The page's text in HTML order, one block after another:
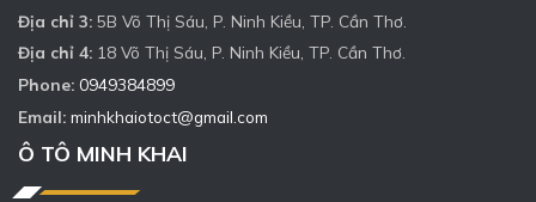
Địa chỉ 3: 5B Võ Thị Sáu, P. Ninh Kiều, TP. Cần Thơ.
Địa chỉ 4: 18 Võ Thị Sáu, P. Ninh Kiều, TP. Cần Thơ.
Phone: 0949384899
Email: minhkhaiotoct@gmail.com
Ô TÔ MINH KHAI